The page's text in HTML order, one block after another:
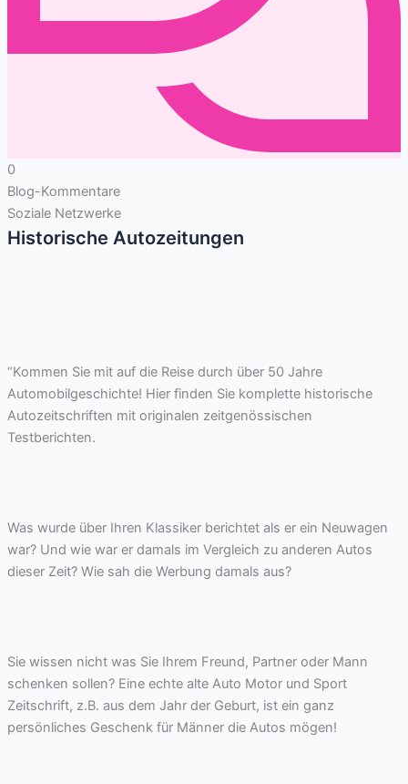
0
Blog-Kommentare
Soziale Netzwerke
Historische Autozeitungen
“Kommen Sie mit auf die Reise durch über 50 Jahre
Automobilgeschichte! Hier finden Sie komplette historische
Autozeitschriften mit originalen zeitgenössischen
Testberichten.
Was wurde über Ihren Klassiker berichtet als er ein Neuwagen
war? Und wie war er damals im Vergleich zu anderen Autos
dieser Zeit? Wie sah die Werbung damals aus?
Sie wissen nicht was Sie Ihrem Freund, Partner oder Mann
schenken sollen? Eine echte alte Auto Motor und Sport
Zeitschrift, z.B. aus dem Jahr der Geburt, ist ein ganz
persönliches Geschenk für Männer die Autos mögen!